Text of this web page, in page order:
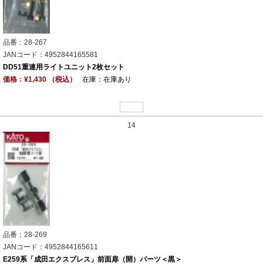
品番：28-267
JANコード：4952844165581
DD51重連用ライトユニット2枚セット
価格：¥1,430 （税込）
在庫：在庫あり
14
品番：28-269
JANコード：4952844165611
E259系「成田エクスプレス」前面扉（開）パーツ＜黒＞